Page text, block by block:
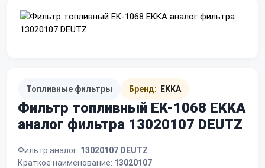
Топливные фильтры Бренд: EKKA
Фильтр топливный EK-1068 EKKA
аналог фильтра 13020107 DEUTZ
Фильтр аналог: 13020107 DEUTZ
Краткое наименование: 13020107